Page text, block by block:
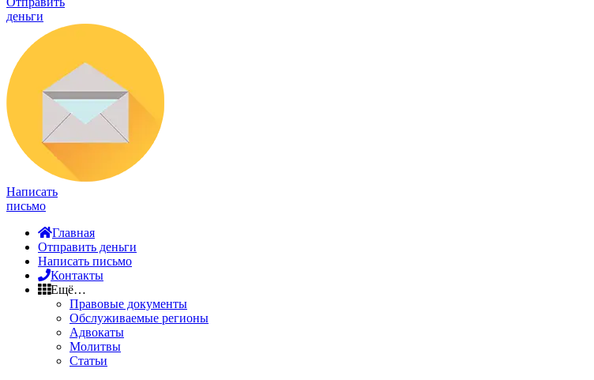
деньги
Написать
письмо
Главная
Отправить деньги
Написать письмо
Контакты
Ещё…
Правовые документы
Обслуживаемые регионы
Адвокаты
Молитвы
Статьи